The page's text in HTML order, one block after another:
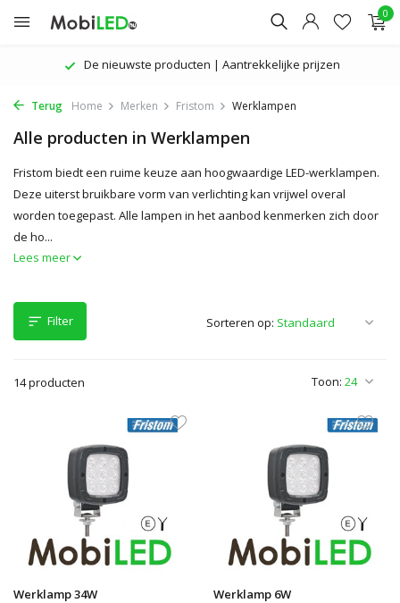
0
De nieuwste producten | Aantrekkelijke prijzen
Terug Home Merken Fristom Werklampen
Alle producten in Werklampen
Fristom biedt een ruime keuze aan hoogwaardige LED-werklampen.
Deze uiterst bruikbare vorm van verlichting kan vrijwel overal
worden toegepast. Alle lampen in het aanbod kenmerken zich door
de ho...
Lees meer
Filter
14 producten Toon:
Sorteren op:
Werklamp 34W Werklamp 6W